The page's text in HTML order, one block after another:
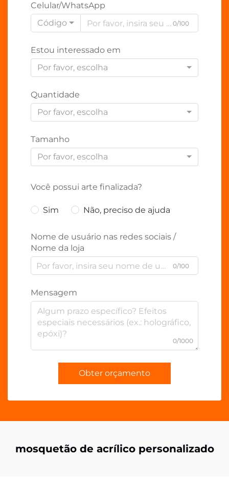
Celular/WhatsApp
Código
0/100
Estou interessado em
Por favor, escolha
Quantidade
Por favor, escolha
Tamanho
Por favor, escolha
Você possui arte finalizada?
Sim Não, preciso de ajuda
Nome de usuário nas redes sociais /
Nome da loja
0/100
Mensagem
0/1000
Obter orçamento
mosquetão de acrílico personalizado